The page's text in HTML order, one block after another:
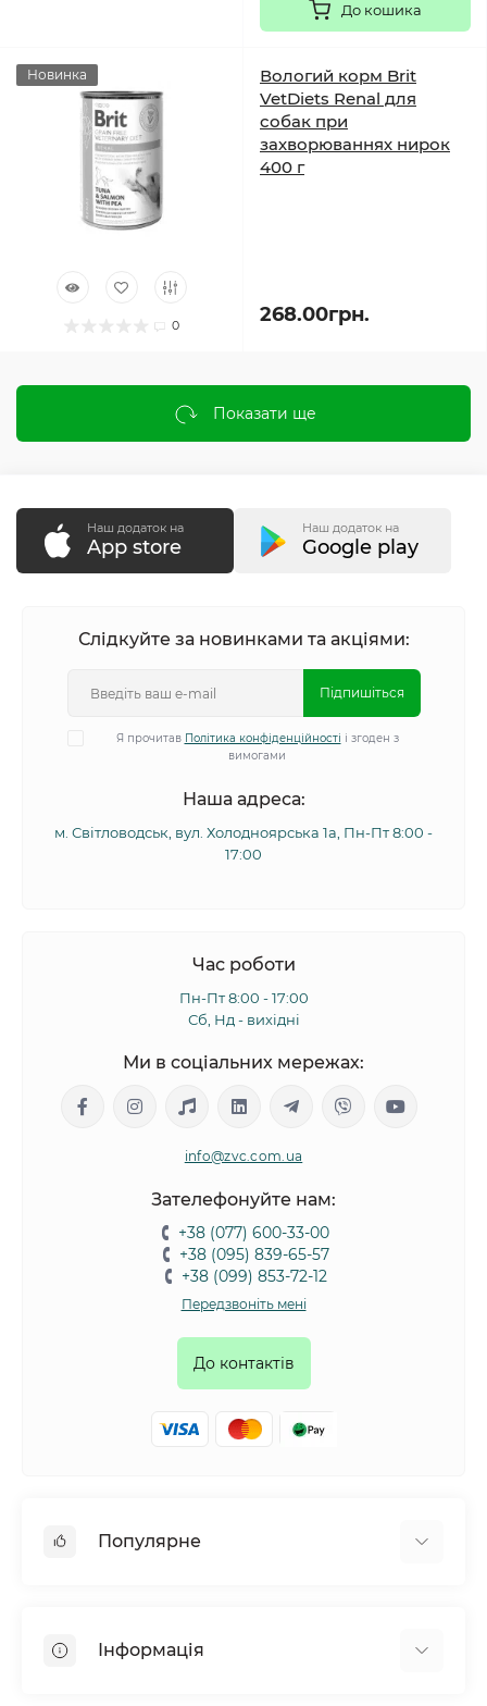
До кошика
Новинка
0
Вологий корм Brit
VetDiets Renal для
собак при
захворюваннях нирок
400 г
268.00грн.
Показати ще
Наш додаток на
App store
Наш додаток на
Google play
Слідкуйте за новинками та акціями:
Підпишіться
Я прочитав Політика конфіденційності і згоден з
вимогами
Наша адреса:
м. Світловодськ, вул. Холодноярська 1а, Пн-Пт 8:00 -
17:00
Час роботи
Пн-Пт 8:00 - 17:00
Сб, Нд - вихідні
Ми в соціальних мережах:
info@zvc.com.ua
Зателефонуйте нам:
+38 (077) 600-33-00
+38 (095) 839-65-57
+38 (099) 853-72-12
Передзвоніть мені
До контактів
Популярне
Птахи
Інформація